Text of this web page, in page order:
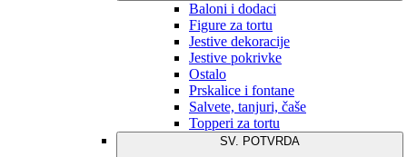
Baloni i dodaci
Figure za tortu
Jestive dekoracije
Jestive pokrivke
Ostalo
Prskalice i fontane
Salvete, tanjuri, čaše
Topperi za tortu
SV. POTVRDA